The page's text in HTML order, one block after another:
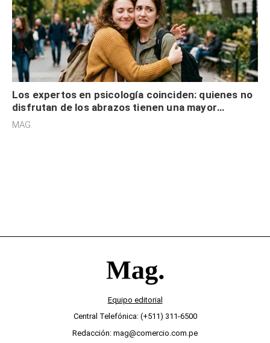
Los expertos en psicología coinciden: quienes no
disfrutan de los abrazos tienen una mayor
sensibilidad a los estímulos físicos y no es por
MAG.
Equipo editorial
Central Telefónica: (+511) 311-6500
Redacción: mag@comercio.com.pe